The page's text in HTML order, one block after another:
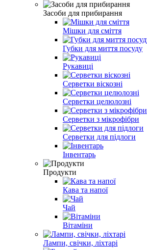
Засоби для прибирання
Мішки для сміття
Губки для миття посуду
Рукавиці
Серветки віскозні
Серветки целюлозні
Серветки з мікрофібри
Серветки для підлоги
Інвентарь
Продукти
Кава та напої
Чай
Вітаміни
Лампи, свічки, ліхтарі